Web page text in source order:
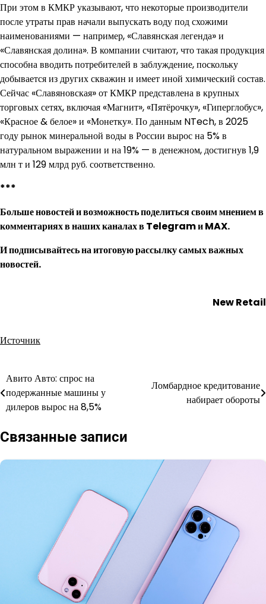
При этом в КМКР указывают, что некоторые производители
после утраты прав начали выпускать воду под схожими
наименованиями — например, «Славянская легенда» и
«Славянская долина». В компании считают, что такая продукция
способна вводить потребителей в заблуждение, поскольку
добывается из других скважин и имеет иной химический состав.
Сейчас «Славяновская» от КМКР представлена в крупных
торговых сетях, включая «Магнит», «Пятёрочку», «Гиперглобус»,
«Красное & белое» и «Монетку». По данным NTech, в 2025
году рынок минеральной воды в России вырос на 5% в
натуральном выражении и на 19% — в денежном, достигнув 1,9
млн т и 129 млрд руб. соответственно.
***
Больше новостей и возможность поделиться своим мнением в
комментариях в наших каналах вTelegramиMAX.
Иподписывайтесьна итоговую рассылку самых важных
новостей.
New Retail
Источник
Навигация
по
Авито Авто: спрос на
подержанные машины у
дилеров вырос на 8,5%
Ломбардное кредитование
набирает обороты
Связанные записи